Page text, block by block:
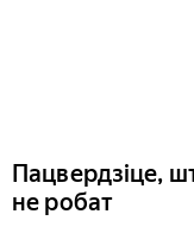
Пацвердзіце,
не робат